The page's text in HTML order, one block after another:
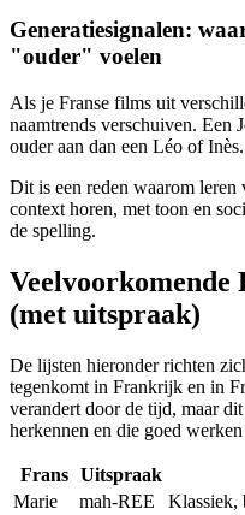
Generatiesignalen:
"ouder" voelen
Als je Franse films uit
naamtrends verschuiven. Een
ouder aan dan een Léo of Inès.
Dit is een reden waarom
context horen, met toon en
de spelling.
Veelvoorkomende
(met uitspraak)
De lijsten hieronder richten
tegenkomt in Frankrijk en in
verandert door de tijd, maar
herkennen en die goed
Frans Uitspraak
Marie
mah-REE
Klassiek,